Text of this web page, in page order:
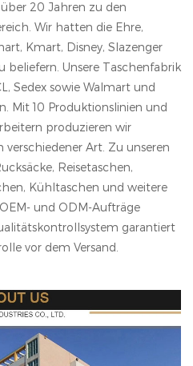
20 Jahren zu den
Wir hatten die Ehre,
Kmart, Disney, Slazenger
beliefern. Unsere Taschenfabrik
Sedex sowie Walmart und
Mit 10 Produktionslinien und
produzieren wir
Art. Zu unseren
Reisetaschen,
Kühltaschen und weitere
und ODM-Aufträge
garantiert
vor dem Versand.